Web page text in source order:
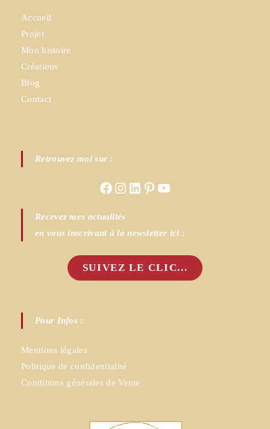
Accueil
Projet
Mon histoire
Créations
Blog
Contact
Retrouvez moi sur :
FacebookInstagram
LinkedIn
PinterestYouTube
Recevez mes actualités
en vous inscrivant à la newsletter ici :
SUIVEZ LE CLIC...
Pour Infos :
Mentions légales
Politique de confidentialité
Conditions générales de Vente